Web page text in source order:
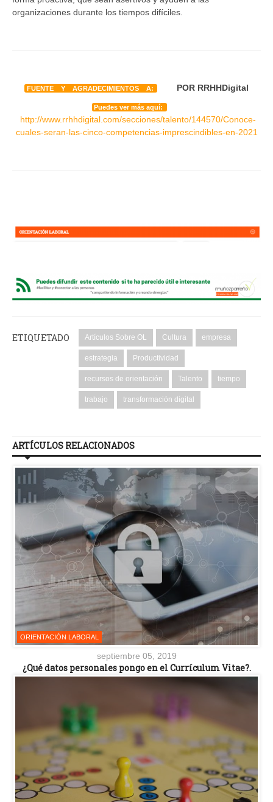
organizaciones durante los tiempos difíciles.
FUENTE Y AGRADECIMIENTOS A: POR RRHHDigital
Puedes ver más aquí:
http://www.rrhhdigital.com/secciones/talento/144570/Conoce-
cuales-seran-las-cinco-competencias-imprescindibles-en-2021
ETIQUETADO Artículos Sobre OL Cultura empresa
estrategia Productividad
recursos de orientación Talento tiempo
trabajo transformación digital
ARTÍCULOS RELACIONADOS
ORIENTACIÓN LABORAL
septiembre 05, 2019
¿Qué datos personales pongo en el Currículum Vitae?.